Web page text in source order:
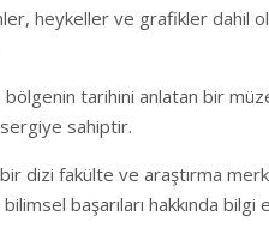
heykeller ve grafikler dahil
tarihini anlatan bir
sergiye sahiptir.
dizi fakülte ve araştırma
başarıları hakkında